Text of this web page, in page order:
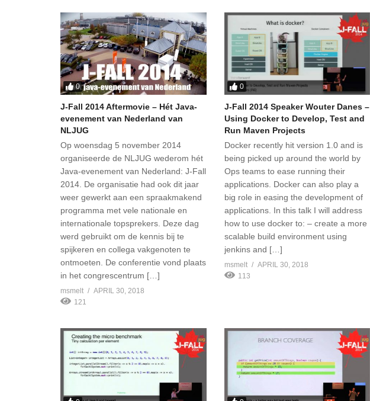
0
J-Fall 2014 Aftermovie – Hét Java-
evenement van Nederland van
NLJUG
Op woensdag 5 november 2014
organiseerde de NLJUG wederom hét
Java-evenement van Nederland: J-Fall
2014. De organisatie had ook dit jaar
weer gewerkt aan een spraakmakend
programma met vele nationale en
internationale topsprekers. Deze dag
werd gebruikt om de kennis bij te
spijkeren en collega vakgenoten te
ontmoeten. De conferentie vond plaats
in het congrescentrum […]
msmelt
APRIL 30, 2018
121
0
J-Fall 2014 Speaker Wouter Danes –
Using Docker to Develop, Test and
Run Maven Projects
Docker recently hit version 1.0 and is
being picked up around the world by
Ops teams to ease running their
applications. Docker can also play a
big role in easing the development of
applications. In this talk I will address
how to use docker to: – create a more
scalable build environment using
jenkins and […]
msmelt
APRIL 30, 2018
113